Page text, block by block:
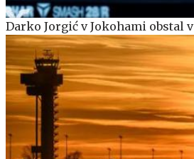
Darko Jorgić v Jokohami obstal